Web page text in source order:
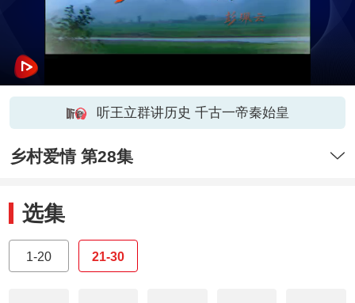
听王立群讲历史 千古一帝秦始皇
乡村爱情 第28集
选集
1-20 21-30